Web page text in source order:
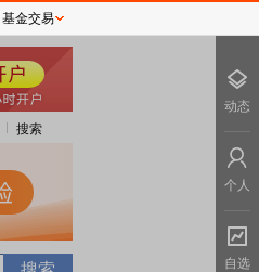
搜索
基金交易
动态
个人
自选